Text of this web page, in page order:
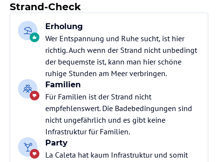
Strand-Check
Erholung
Wer Entspannung und Ruhe sucht, ist hier
richtig. Auch wenn der Strand nicht unbedingt
der bequemste ist, kann man hier schöne
ruhige Stunden am Meer verbringen.
Familien
Für Familien ist der Strand nicht
empfehlenswert. Die Badebedingungen sind
nicht ungefährlich und es gibt keine
Infrastruktur für Familien.
Party
La Caleta hat kaum Infrastruktur und somit